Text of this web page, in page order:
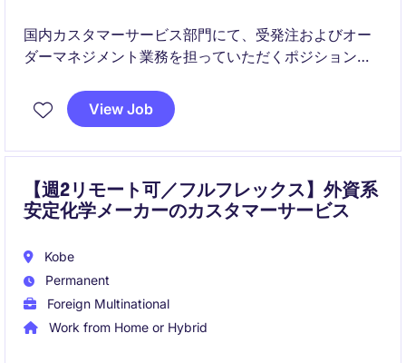
国内カスタマーサービス部門にて、受発注およびオー
ダーマネジメント業務を担っていただくポジションで
オペレーションを安定的に支える役割を担います。
View Job
【週2リモート可／フルフレックス】外資系
安定化学メーカーのカスタマーサービス
Kobe
Permanent
Foreign Multinational
Work from Home or Hybrid